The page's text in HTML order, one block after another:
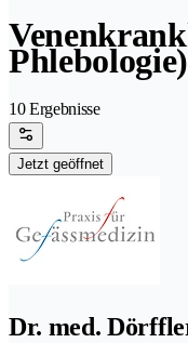
10 Ergebnisse
Jetzt geöffnet
Dr. med.